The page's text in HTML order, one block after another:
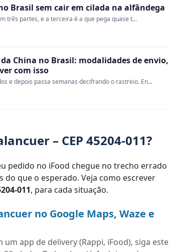
Brasil sem cair em cilada na alfândega
três partes, e a terceira é a que pega quase t...
China no Brasil: modalidades de envio,
com isso
e depois passa semanas decifrando o rastreio. En...
– CEP 45204-011?
pedido no iFood chegue no trecho errado
que o esperado. Veja como escrever
011, para cada situação.
no Google Maps, Waze e
app de delivery (Rappi, iFood), siga este